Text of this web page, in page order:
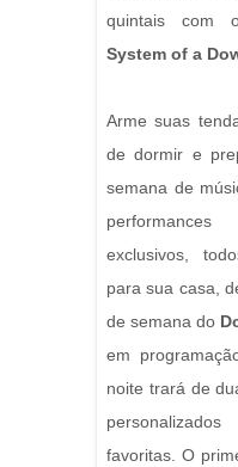
quintais com
System of a
Arme suas
de dormir e
semana de
exclusivos,
para sua casa,
de semana do
em
noite trará de
favoritas. O